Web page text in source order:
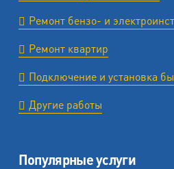
Ремонт бензо- и
Ремонт квартир
Подключение и установка
Другие работы
Популярные услуги